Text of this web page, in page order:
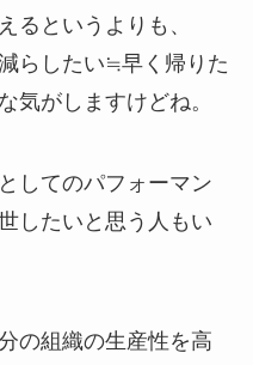
るというよりも、
らしたい≒早く帰りた
気がしますけどね。
してのパフォーマン
したいと思う人もい
の組織の生産性を高